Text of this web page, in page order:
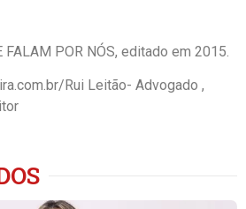
FALAM POR NÓS, editado em 2015.
Rui Leitão- Advogado ,